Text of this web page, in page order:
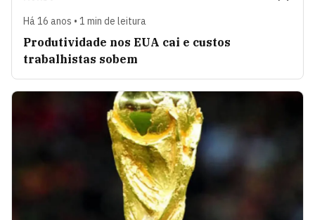
Há 16 anos • 1 min de leitura
Produtividade nos EUA cai e custos
trabalhistas sobem